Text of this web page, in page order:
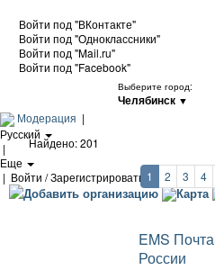
Войти под "ВКонтакте"
Войти под "Одноклассники"
Войти под "Mail.ru"
Войти под "Facebook"
Выберите город:
Челябинск ▼
Модерация |
Русский
|
Еще
| Войти / Зарегистрироваться
Добавить организацию Карта
Найдено: 201
1 2 3 4
EMS Почта
России